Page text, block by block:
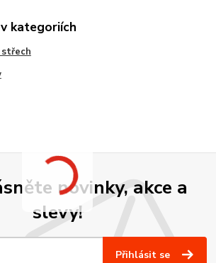
kategoriích
střech
novinky, akce a
slevy!
Přihlásit se